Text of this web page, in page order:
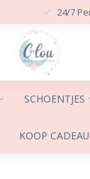
24/7
SCHOENTJES
KOOP